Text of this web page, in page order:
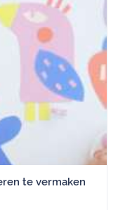
te vermaken